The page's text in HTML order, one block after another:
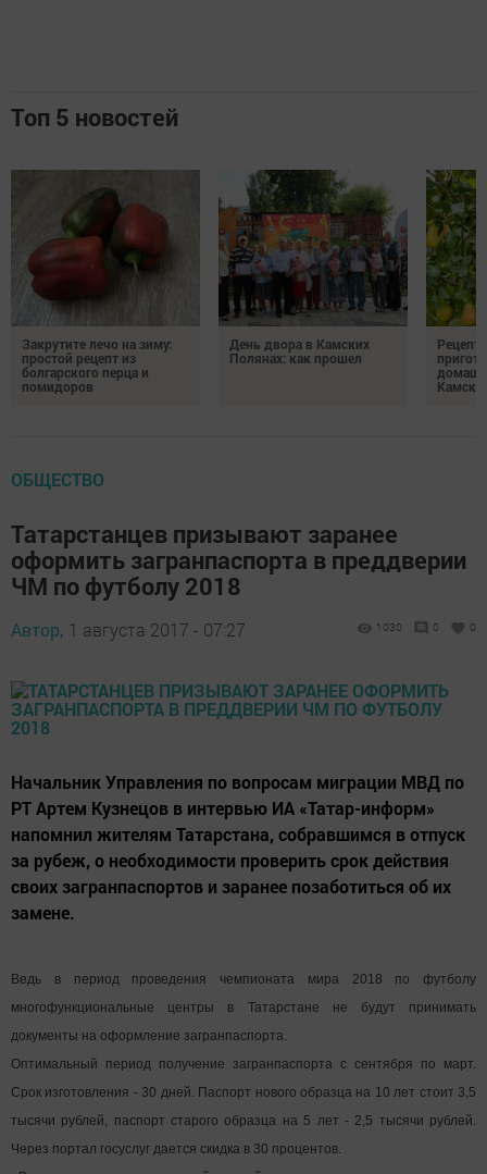
Топ 5 новостей
Закрутите лечо на зиму:
простой рецепт из
болгарского перца и
помидоров
День двора в Камских
Полянах: как прошел
ОБЩЕСТВО
Татарстанцев призывают заранее
оформить загранпаспорта в преддверии
ЧМ по футболу 2018
Автор, 1 августа 2017 - 07:27 1030 0 0
Начальник Управления по вопросам миграции МВД по
РТ Артем Кузнецов в интервью ИА «Татар-информ»
напомнил жителям Татарстана, собравшимся в отпуск
за рубеж, о необходимости проверить срок действия
своих загранпаспортов и заранее позаботиться об их
замене.
Ведь в период проведения чемпионата мира 2018 по футболу
многофункциональные центры в Татарстане не будут принимать
документы на оформление загранпаспорта.
Оптимальный период получение загранпаспорта с сентября по март.
Срок изготовления - 30 дней. Паспорт нового образца на 10 лет стоит 3,5
тысячи рублей, паспорт старого образца на 5 лет - 2,5 тысячи рублей.
Через портал госуслуг дается скидка в 30 процентов.